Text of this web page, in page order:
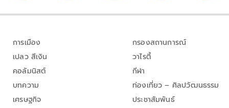
การเมือง
เปลว สีเงิน
คอลัมนิสต์
บทความ
เศรษฐกิจ
กรองสถานการณ์
วาไรตี้
กีฬา
ท่องเที่ยว – ศิลปวัฒนธรรม
ประชาสัมพันธ์